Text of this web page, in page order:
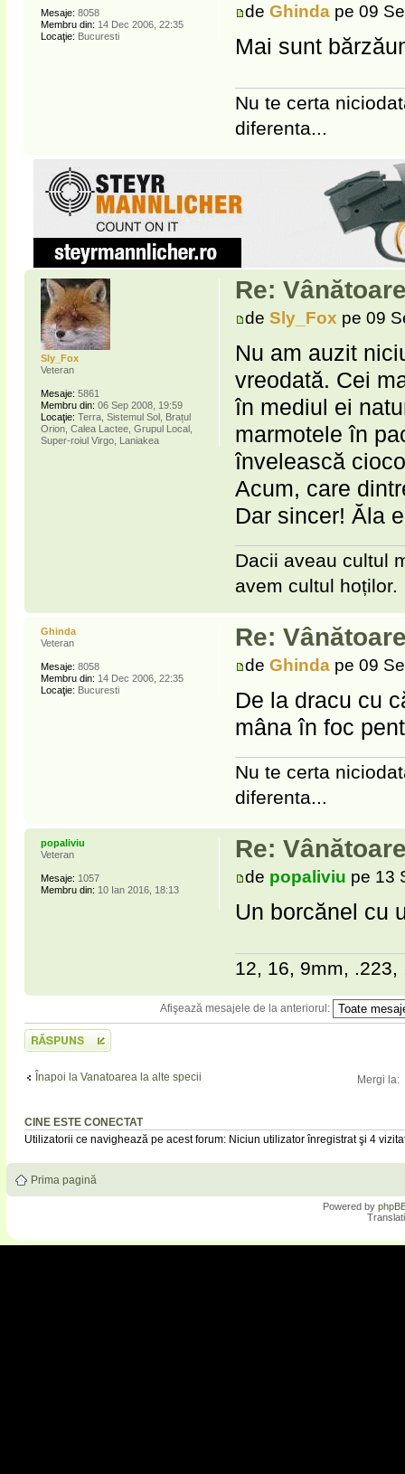
deGhinda pe 09
Mai sunt
Nu te certa
diferenta...
Mesaje: 8058
Membru din: 14 Dec 2006, 22:35
Locaţie: Bucuresti
Re:
deSly_Fox pe 09
Nu am auzit
vreodată. Cei
în mediul ei
marmotele în
învelească
Acum, care
Dar sincer! Ăla
Dacii aveau cultul
avem cultul hoților.
Sly_Fox
Veteran
Mesaje: 5861
Membru din: 06 Sep 2008, 19:59
Locaţie: Terra, Sistemul Sol, Brațul
Orion, Calea Lactee, Grupul Local,
Super-roiul Virgo, Laniakea
Re:
deGhinda pe 09
De la dracu cu
mâna în foc
Nu te certa
diferenta...
Ghinda
Veteran
Mesaje: 8058
Membru din: 14 Dec 2006, 22:35
Locaţie: Bucuresti
Re:
de popaliviu pe 13
Un borcănel cu
12, 16, 9mm, .223,
popaliviu
Veteran
Mesaje: 1057
Membru din: 10 Ian 2016, 18:13
Afişează mesajele de la anteriorul:
Scrie un răspuns
Înapoi la Vanatoarea la alte specii Mergi la:
CINE ESTE CONECTAT
Utilizatorii ce navighează pe acest forum: Niciun utilizator înregistrat şi 4
Prima pagină
Powered by